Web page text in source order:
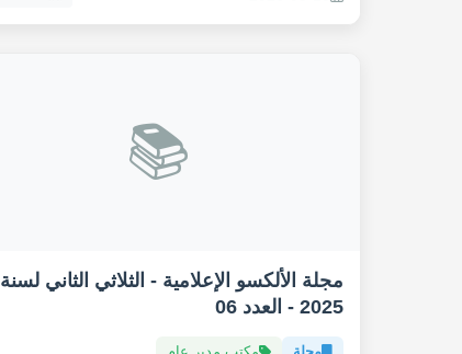
📚
مجلة الألكسو الإعلامية - الثلاثي الثاني لسنة
2025 - العدد 06